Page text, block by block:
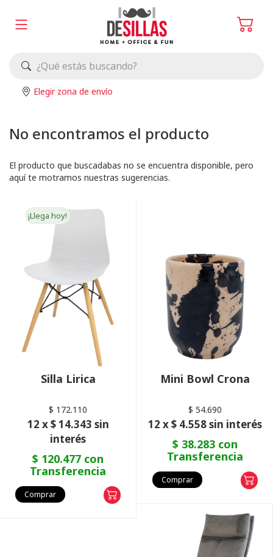
Elegir zona de envío
No encontramos el producto
El producto que buscadabas no se encuentra disponible, pero
aquí te motramos nuestras sugerencias.
¡Llega hoy!
Silla Lirica
$ 172.110
12 x $ 14.343 sin
interés
$ 120.477 con
Transferencia
Comprar
Mini Bowl Crona
$ 54.690
12 x $ 4.558 sin interés
$ 38.283 con
Transferencia
Comprar